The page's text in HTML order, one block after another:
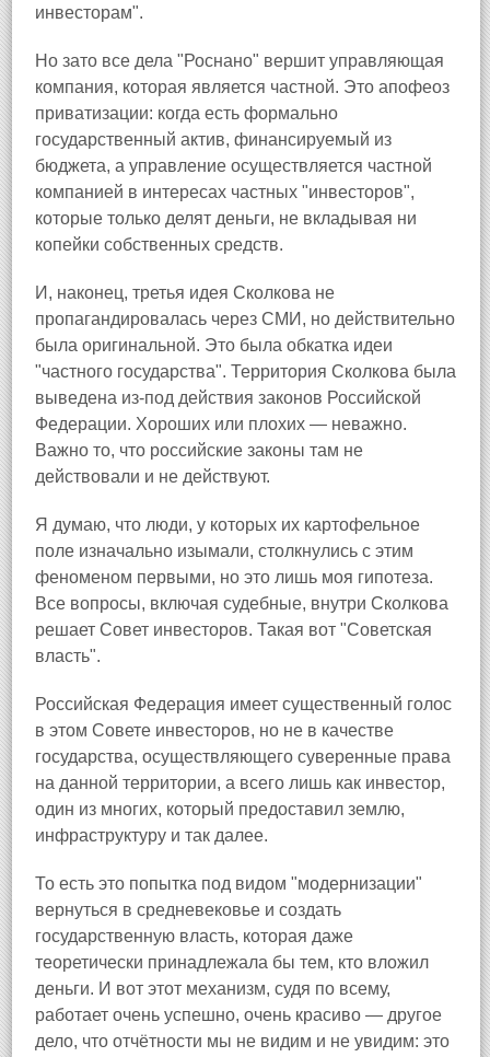
инвесторам".
Но зато все дела "Роснано" вершит управляющая
компания, которая является частной. Это апофеоз
приватизации: когда есть формально
государственный актив, финансируемый из
бюджета, а управление осуществляется частной
компанией в интересах частных "инвесторов",
которые только делят деньги, не вкладывая ни
копейки собственных средств.
И, наконец, третья идея Сколкова не
пропагандировалась через СМИ, но действительно
была оригинальной. Это была обкатка идеи
"частного государства". Территория Сколкова была
выведена из-под действия законов Российской
Федерации. Хороших или плохих — неважно.
Важно то, что российские законы там не
действовали и не действуют.
Я думаю, что люди, у которых их картофельное
поле изначально изымали, столкнулись с этим
феноменом первыми, но это лишь моя гипотеза.
Все вопросы, включая судебные, внутри Сколкова
решает Совет инвесторов. Такая вот "Советская
власть".
Российская Федерация имеет существенный голос
в этом Совете инвесторов, но не в качестве
государства, осуществляющего суверенные права
на данной территории, а всего лишь как инвестор,
один из многих, который предоставил землю,
инфраструктуру и так далее.
То есть это попытка под видом "модернизации"
вернуться в средневековье и создать
государственную власть, которая даже
теоретически принадлежала бы тем, кто вложил
деньги. И вот этот механизм, судя по всему,
работает очень успешно, очень красиво — другое
дело, что отчётности мы не видим и не увидим: это